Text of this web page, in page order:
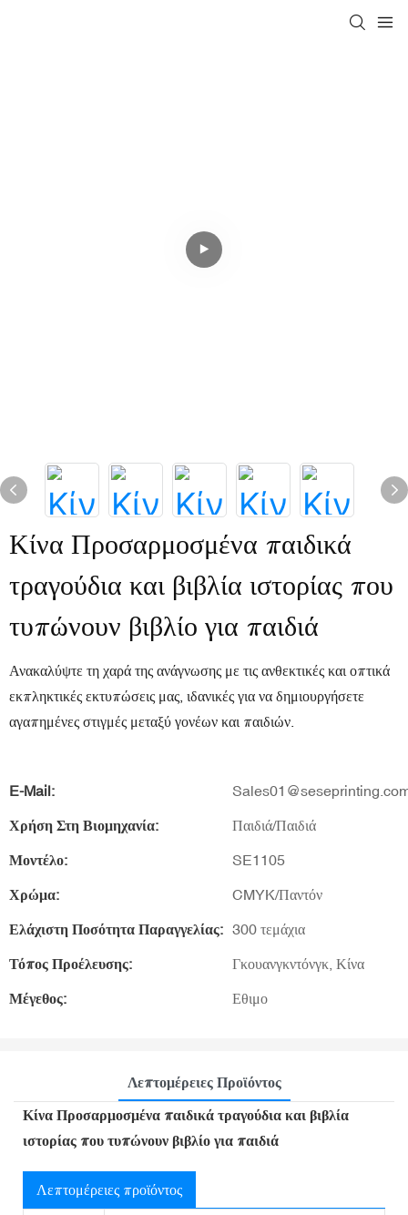
Κίνα Προσαρμοσμένα παιδικά
τραγούδια και βιβλία ιστορίας που
τυπώνουν βιβλίο για παιδιά
Ανακαλύψτε τη χαρά της ανάγνωσης με τις ανθεκτικές και οπτικά
εκπληκτικές εκτυπώσεις μας, ιδανικές για να δημιουργήσετε
αγαπημένες στιγμές μεταξύ γονέων και παιδιών.
E-Mail:
Χρήση Στη Βιομηχανία: Παιδιά/Παιδιά
Μοντέλο: SE1105
Χρώμα: CMYK/Παντόν
Ελάχιστη Ποσότητα Παραγγελίας: 300 τεμάχια
Τόπος Προέλευσης: Γκουανγκντόνγκ, Κίνα
Μέγεθος: Εθιμο
Λεπτομέρειες Προϊόντος
Κίνα Προσαρμοσμένα παιδικά τραγούδια και βιβλία
ιστορίας που τυπώνουν βιβλίο για παιδιά
Λεπτομέρειες προϊόντος